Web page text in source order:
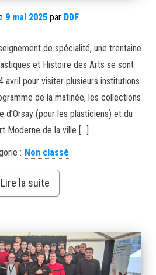
9 mai 2025 par DDF
de spécialité, une trentaine
et Histoire des Arts se sont
avril pour visiter plusieurs institutions
de la matinée, les collections
d’Orsay (pour les plasticiens) et du
Moderne de la ville […]
: Non classé
Lire la suite